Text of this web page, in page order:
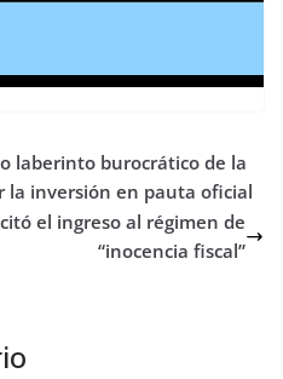
laberinto burocrático de la
la inversión en pauta oficial
el ingreso al régimen de
“inocencia fiscal”